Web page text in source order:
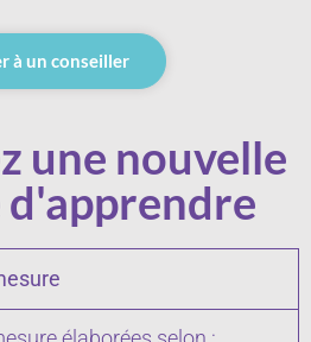
à un conseiller
une nouvelle